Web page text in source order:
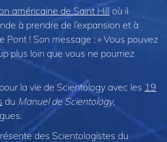
américaine de Saint Hill où il
à prendre de l’expansion et à
Pont ! Son message : « Vous pouvez
plus loin que vous ne pourriez
la vie de Scientology avec les 19
du Manuel de Scientology,
des Scientologistes du